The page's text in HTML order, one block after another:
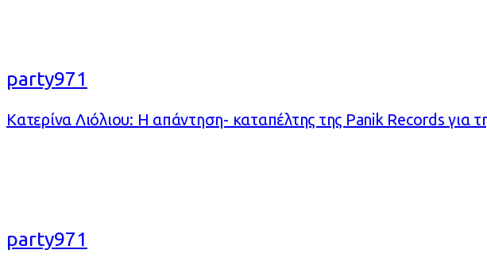
party971
Κατερίνα Λιόλιου: Η απάντηση- καταπέλτης της Panik Records για
party971